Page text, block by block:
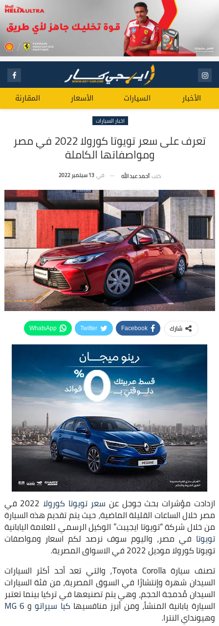
الأخبار السيارات الأسعار المقارنة
اخبار السيارات
تعرف على سعر تويوتا كورولا 2022 في مصر
ومواصفاتها الكاملة
كتب أحمد عبد الله في 13 سبتمبر 2022
شارك Facebook
Twitter
WhatsApp
ازدادت مؤشرات بحث جوجل عن سعر تويوتا كورولا 2022 في
مصر خلال الساعات القليلة الماضية، حيث يتم تقديم هذه السيارة
من خلال شركة “تويوتا ايجيبت” الوكيل الرسمي للعلامة اليابانية
تويوتا في مصر، واليوم سوف نرصد لكم اسعار ومواصفات
تويوتا كورولا موديل 2022 في الاسواق المصرية.
تصنف سيارة Toyota Corolla، والتي تعد أحد أكثر السيارات
السيدان شهرة وإنتشارًا في السوق المصرية، من فئة السيارات
السيدان مُدمجة الحجم، وهي يتم تصنيعها في تركيا بينما تعتبر
السيارة يابانية المنشأ، ومن أبرز منافسيها كيا سيراتوو MG 6
وهيونداي النترا.